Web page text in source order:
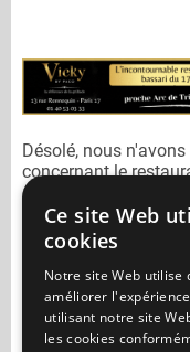
Désolé, nous
concernant le
Vous pouvez joindre
02 00
N'oubliez pas de
Rodchenko qu'il n'est
Pour consulter un
Ce site Web
cookies
Notre site Web utilise
améliorer
utilisant notre site
les cookies